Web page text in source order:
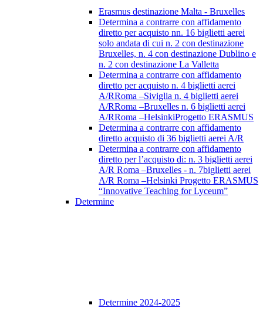
Erasmus destinazione Malta - Bruxelles
Determina a contrarre con affidamento
diretto per acquisto nn. 16 biglietti aerei
solo andata di cui n. 2 con destinazione
Bruxelles, n. 4 con destinazione Dublino e
n. 2 con destinazione La Valletta
Determina a contrarre con affidamento
diretto per acquisto n. 4 biglietti aerei
A/RRoma –Siviglia n. 4 biglietti aerei
A/RRoma –Bruxelles n. 6 biglietti aerei
A/RRoma –HelsinkiProgetto ERASMUS
Determina a contrarre con affidamento
diretto acquisto di 36 biglietti aerei A/R
Determina a contrarre con affidamento
diretto per l’acquisto di: n. 3 biglietti aerei
A/R Roma –Bruxelles - n. 7biglietti aerei
A/R Roma –Helsinki Progetto ERASMUS
“Innovative Teaching for Lyceum”
Determine
Determine 2024-2025